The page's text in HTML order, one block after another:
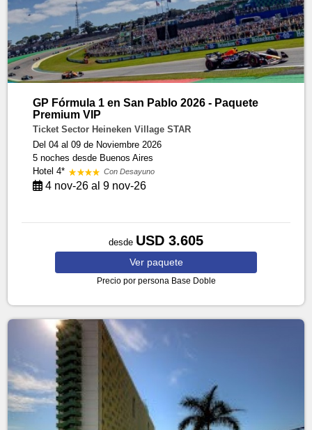
GP Fórmula 1 en San Pablo 2026 - Paquete
Premium VIP
Ticket Sector Heineken Village STAR
Del 04 al 09 de Noviembre 2026
5 nochesdesde Buenos Aires
Hotel 4*
Con Desayuno
4 nov-26 al 9 nov-26
desde USD 3.605
Ver paquete
Precio por persona Base Doble